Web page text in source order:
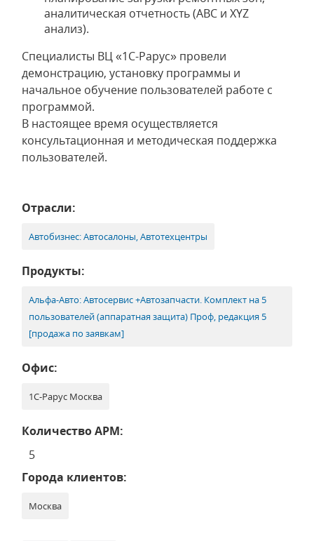
аналитическая отчетность (ABC и XYZ
анализ).
Специалисты ВЦ «1С-Рарус» провели
демонстрацию, установку программы и
начальное обучение пользователей работе с
программой.
В настоящее время осуществляется
консультационная и методическая поддержка
пользователей.
Отрасли:
Автобизнес: Автосалоны, Автотехцентры
Продукты:
Альфа-Авто: Автосервис +Автозапчасти. Комплект на 5
пользователей (аппаратная защита) Проф, редакция 5
[продажа по заявкам]
Офис:
1С-Рарус Москва
Количество АРМ:
5
Города клиентов:
Москва